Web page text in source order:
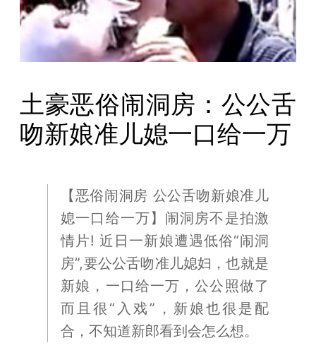
土豪恶俗闹洞房：公公舌
吻新娘准儿媳一口给一万
【恶俗闹洞房 公公舌吻新娘准儿
媳一口给一万】闹洞房不是拍激
情片! 近日一新娘遭遇低俗“闹洞
房”,要公公舌吻准儿媳妇，也就是
新娘，一口给一万，公公照做了
而且很“入戏”，新娘也很是配
合，不知道新郎看到会怎么想。